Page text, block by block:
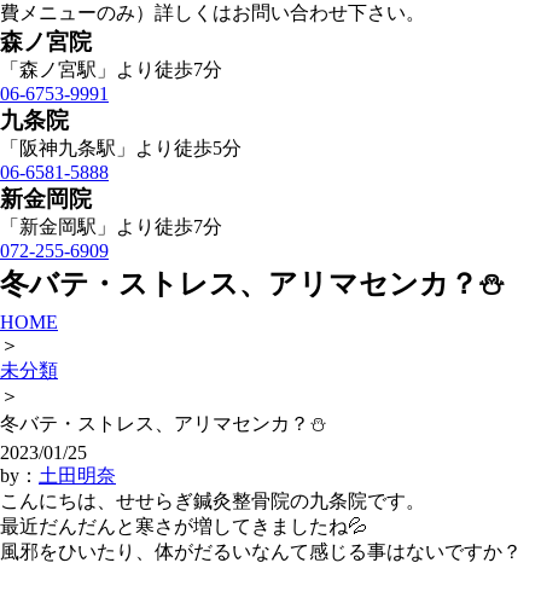
森ノ宮院
「森ノ宮駅」より徒歩7分
06-6753-9991
九条院
「阪神九条駅」より徒歩5分
06-6581-5888
新金岡院
「新金岡駅」より徒歩7分
072-255-6909
冬バテ・ストレス、アリマセンカ？⛄
HOME
＞
未分類
＞
冬バテ・ストレス、アリマセンカ？⛄
2023/01/25
by： 土田明奈
こんにちは、せせらぎ鍼灸整骨院の九条院です。
最近だんだんと寒さが増してきましたね💦
風邪をひいたり、体がだるいなんて感じる事はないですか？